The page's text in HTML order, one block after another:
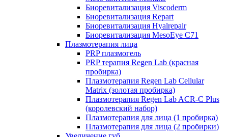
Биоревитализация Viscoderm
Биоревитализация Repart
Биоревитализация Hyalrepair
Биоревитализация MesoEye C71
Плазмотерапия лица
PRP плазмогель
PRP терапия Regen Lab (красная
пробирка)
Плазмотерапия Regen Lab Cellular
Matrix (золотая пробирка)
Плазмотерапия Regen Lab ACR-C Plus
(королевский набор)
Плазмотерапия для лица (1 пробирка)
Плазмотерапия для лица (2 пробирки)